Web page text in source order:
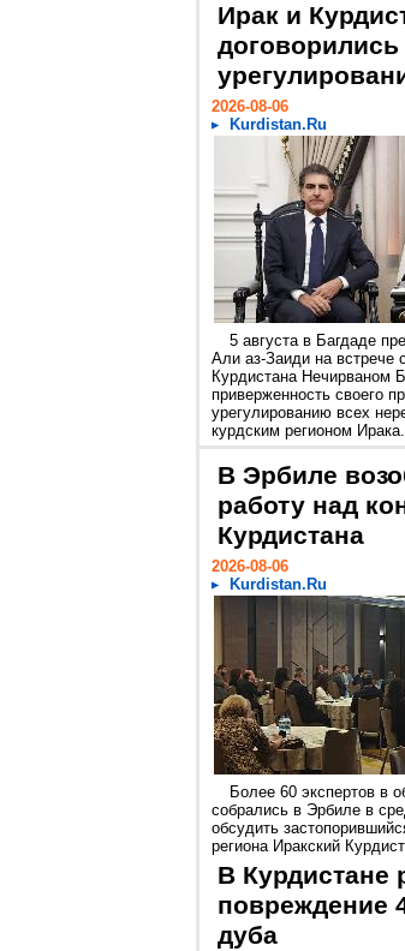
Ирак и
2026-08-06
Kurdistan.Ru
5 августа в Багдаде
Али аз-Заиди на встрече
Курдистана Нечирваном
приверженность своего
урегулированию всех
курдским регионом
В Эрбиле
работу над
Курдистана
2026-08-06
Kurdistan.Ru
Более 60 экспертов в
собрались в Эрбиле в
обсудить
региона Иракский
В Курдистане
повреждение
дуба